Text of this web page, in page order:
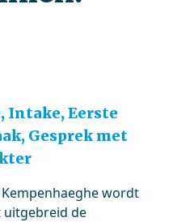
Intake, Eerste
Gesprek met
wordt
de